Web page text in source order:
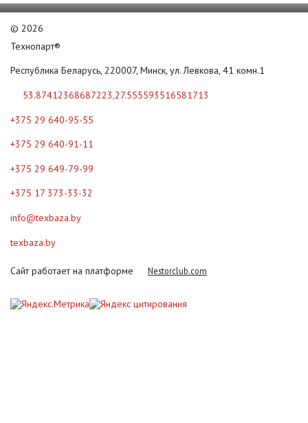
© 2026
Технопарт®
Республика Беларусь, 220007, Минск, ул. Левкова, 41 комн.1
53.87412368687223,27.555593516581713
+375 29 640-95-55
+375 29 640-91-11
+375 29 649-79-99
+375 17 373-33-32
info@texbaza.by
texbaza.by
Сайт работает на платформе Nestorclub.com